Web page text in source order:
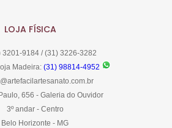
LOJA FÍSICA
3201-9184 / (31) 3226-3282
Madeira: (31) 98814-4952
656 - Galeria do Ouvidor
3º andar - Centro
Belo Horizonte - MG